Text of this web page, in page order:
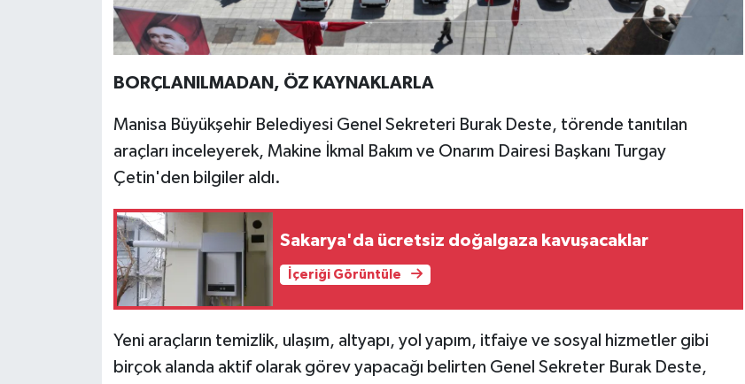
BORÇLANILMADAN, ÖZ KAYNAKLARLA
Manisa Büyükşehir Belediyesi Genel Sekreteri Burak Deste, törende tanıtılan
araçları inceleyerek, Makine İkmal Bakım ve Onarım Dairesi Başkanı Turgay
Çetin'den bilgiler aldı.
Sakarya'da ücretsiz doğalgaza kavuşacaklar
İçeriği Görüntüle
Yeni araçların temizlik, ulaşım, altyapı, yol yapım, itfaiye ve sosyal hizmetler gibi
birçok alanda aktif olarak görev yapacağı belirten Genel Sekreter Burak Deste,